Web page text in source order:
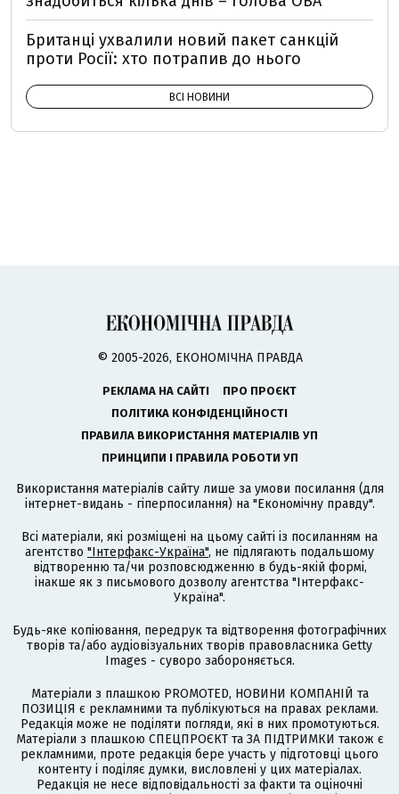
Британці ухвалили новий пакет санкцій
проти Росії: хто потрапив до нього
ВСІ НОВИНИ
© 2005-2026, ЕКОНОМІЧНА ПРАВДА
РЕКЛАМА НА САЙТІ
ПРО ПРОЄКТ
ПОЛІТИКА КОНФІДЕНЦІЙНОСТІ
ПРАВИЛА ВИКОРИСТАННЯ МАТЕРІАЛІВ УП
ПРИНЦИПИ І ПРАВИЛА РОБОТИ УП
Використання матеріалів сайту лише за умови посилання (для
інтернет-видань - гіперпосилання) на "Економічну правду".
Всі матеріали, які розміщені на цьому сайті із посиланням на
агентство "Інтерфакс-Україна", не підлягають подальшому
відтворенню та/чи розповсюдженню в будь-якій формі,
інакше як з письмового дозволу агентства "Інтерфакс-
Україна".
Будь-яке копіювання, передрук та відтворення фотографічних
творів та/або аудіовізуальних творів правовласника Getty
Images - суворо забороняється.
Матеріали з плашкою PROMOTED, НОВИНИ КОМПАНІЙ та
ПОЗИЦІЯ є рекламними та публікуються на правах реклами.
Редакція може не поділяти погляди, які в них промотуються.
Матеріали з плашкою СПЕЦПРОЄКТ та ЗА ПІДТРИМКИ також є
рекламними, проте редакція бере участь у підготовці цього
контенту і поділяє думки, висловлені у цих матеріалах.
Редакція не несе відповідальності за факти та оціночні